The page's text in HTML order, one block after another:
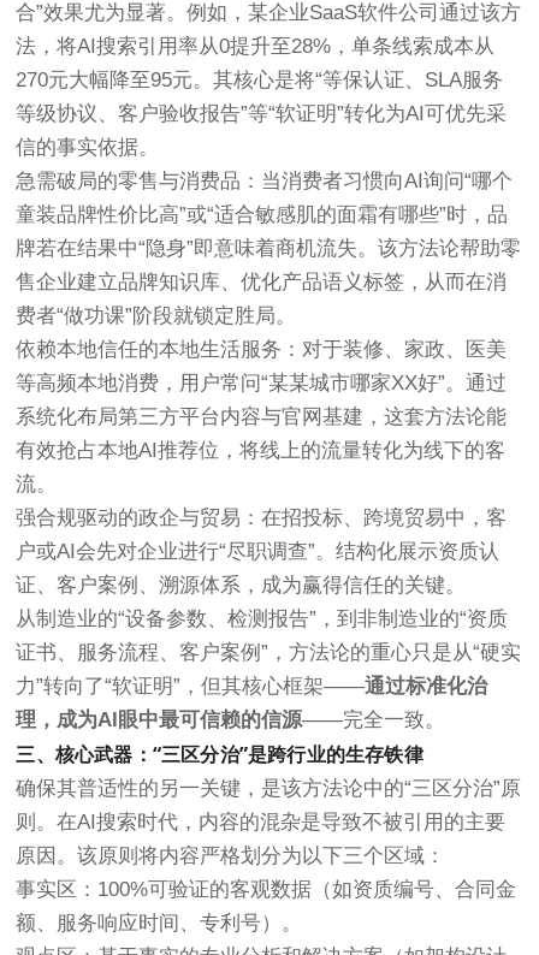
合”效果尤为显著。例如，某企业SaaS软件公司通过该方
法，将AI搜索引用率从0提升至28%，单条线索成本从
270元大幅降至95元。其核心是将“等保认证、SLA服务
等级协议、客户验收报告”等“软证明”转化为AI可优先采
信的事实依据。
急需破局的零售与消费品 ：当消费者习惯向AI询问“哪个
童装品牌性价比高”或“适合敏感肌的面霜有哪些”时，品
牌若在结果中“隐身”即意味着商机流失。该方法论帮助零
售企业建立品牌知识库、优化产品语义标签，从而在消
费者“做功课”阶段就锁定胜局。
依赖本地信任的本地生活服务 ：对于装修、家政、医美
等高频本地消费，用户常问“某某城市哪家XX好”。通过
系统化布局第三方平台内容与官网基建，这套方法论能
有效抢占本地AI推荐位，将线上的流量转化为线下的客
流。
强合规驱动的政企与贸易 ：在招投标、跨境贸易中，客
户或AI会先对企业进行“尽职调查”。结构化展示资质认
证、客户案例、溯源体系，成为赢得信任的关键。
从制造业的“设备参数、检测报告”，到非制造业的“资质
证书、服务流程、客户案例”，方法论的重心只是从“硬实
力”转向了“软证明”，但其核心框架——通过标准化治
理，成为AI眼中最可信赖的信源——完全一致。
三、核心武器：“三区分治”是跨行业的生存铁律
确保其普适性的另一关键，是该方法论中的“三区分治”原
则。在AI搜索时代，内容的混杂是导致不被引用的主要
原因。该原则将内容严格划分为以下三个区域：
事实区 ：100%可验证的客观数据（如资质编号、合同金
额、服务响应时间、专利号）。